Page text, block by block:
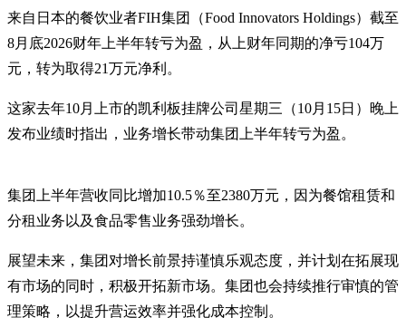
来自日本的餐饮业者FIH集团（Food Innovators Holdings）截至
8月底2026财年上半年转亏为盈，从上财年同期的净亏104万
元，转为取得21万元净利。
这家去年10月上市的凯利板挂牌公司星期三（10月15日）晚上
发布业绩时指出，业务增长带动集团上半年转亏为盈。
集团上半年营收同比增加10.5％至2380万元，因为餐馆租赁和
分租业务以及食品零售业务强劲增长。
展望未来，集团对增长前景持谨慎乐观态度，并计划在拓展现
有市场的同时，积极开拓新市场。集团也会持续推行审慎的管
理策略，以提升营运效率并强化成本控制。